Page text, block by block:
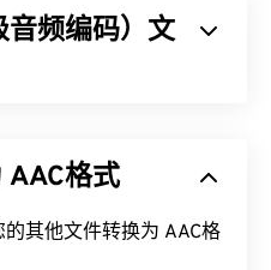
70% 左右，从而实现
是 VLC 媒体播放器
申请专利、允许播放音
接口 (TAPI)，并且不受
音频编码）文
它是iOS、YouTube
、
改进版本，因为它能够更
供与未压缩音频类似的
AAC格式
其他文件转换为 AAC格